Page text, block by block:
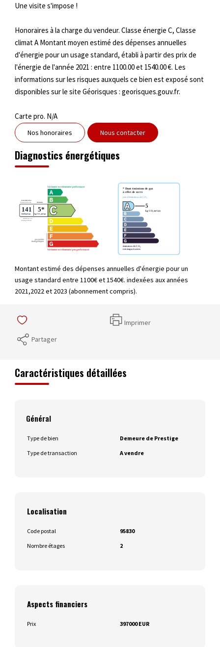
Une visite s'impose !
Honoraires à la charge du vendeur. Classe énergie C, Classe
climat A Montant moyen estimé des dépenses annuelles
d'énergie pour un usage standard, établi à partir des prix de
l'énergie de l'année 2021 : entre 1100.00 et 1540.00 €. Les
informations sur les risques auxquels ce bien est exposé sont
disponibles sur le site Géorisques : georisques.gouv.fr.
Carte pro. N/A
Nos honoraires Nous contacter
Diagnostics énergétiques
Montant estimé des dépenses annuelles d'énergie pour un
usage standard entre 1100€ et 1540€. indexées aux années
2021,2022 et 2023 (abonnement compris).
Imprimer
Partager
Caractéristiques détaillées
Général
Type de bien
Demeure de Prestige
Type de transaction
A vendre
Localisation
Code postal
95830
Nombre étages
2
Aspects financiers
Prix 397000 EUR